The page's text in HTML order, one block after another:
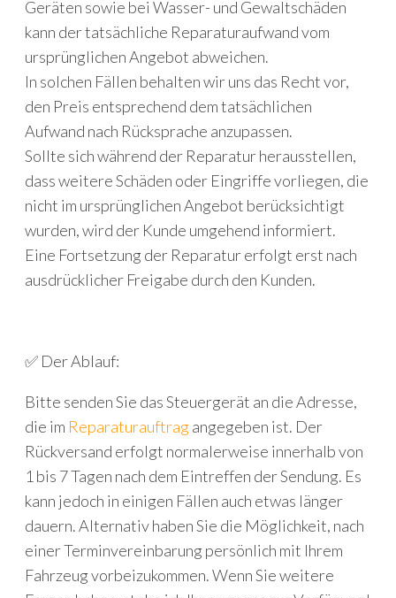
Geräten sowie bei Wasser- und Gewaltschäden
kann der tatsächliche Reparaturaufwand vom
ursprünglichen Angebot abweichen.
In solchen Fällen behalten wir uns das Recht vor,
den Preis entsprechend dem tatsächlichen
Aufwand nach Rücksprache anzupassen.
Sollte sich während der Reparatur herausstellen,
dass weitere Schäden oder Eingriffe vorliegen, die
nicht im ursprünglichen Angebot berücksichtigt
wurden, wird der Kunde umgehend informiert.
Eine Fortsetzung der Reparatur erfolgt erst nach
ausdrücklicher Freigabe durch den Kunden.
✅ Der Ablauf:
Bitte senden Sie das Steuergerät an die Adresse,
die im Reparaturauftragangegeben ist. Der
Rückversand erfolgt normalerweise innerhalb von
1 bis 7 Tagen nach dem Eintreffen der Sendung. Es
kann jedoch in einigen Fällen auch etwas länger
dauern. Alternativ haben Sie die Möglichkeit, nach
einer Terminvereinbarung persönlich mit Ihrem
Fahrzeug vorbeizukommen. Wenn Sie weitere